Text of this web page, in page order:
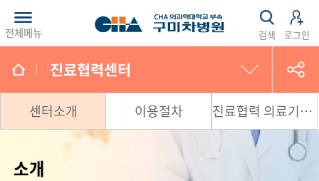
전체메뉴 검색 로그인
진료협력센터
처음진료 상담예약
인터넷예약
센터소개 이용절차 진료협력 의료기관 찾기
소개